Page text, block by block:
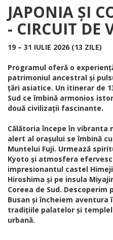
JAPONIA ȘI
- CIRCUIT DE
19 – 31 IULIE 2026 (13 ZILE)
Programul oferă o
patrimoniul ancestral și
țări asiatice. Un itinerar de
Sud ce îmbină armonios
două civilizații fascinante.
Călătoria începe în
alert al orașului se îmbină
Muntelui Fuji. Urmează
Kyoto și atmosfera
impresionantul castel
Hiroshima și pe insula
Coreea de Sud.
Busan și încheiem aventura
tradițiile palatelor și
urbană.